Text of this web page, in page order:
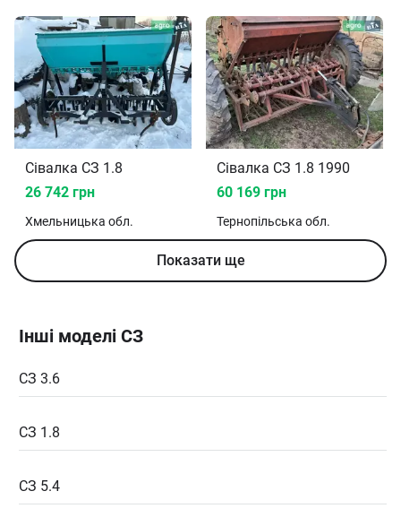
Сівалка СЗ 1.8
26 742 грн
Хмельницька обл.
Сівалка СЗ 1.8 1990
60 169 грн
Тернопільська обл.
Показати ще
Інші моделі СЗ
СЗ 3.6
СЗ 1.8
СЗ 5.4